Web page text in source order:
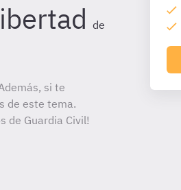
de
si te
de este tema.
de Guardia Civil!